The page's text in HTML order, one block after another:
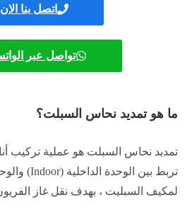
اتصل بنا الان
تواصل عبر
ما هو تمديد نحاس السبلت؟
تمديد نحاس السبلت هو عملية تركيب
لمكيف السبليت ، بهدف نقل غاز